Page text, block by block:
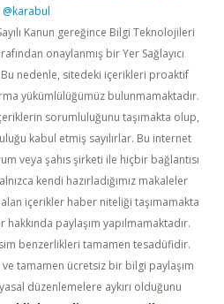
@karabul
Kanun gereğince Bilgi Teknolojileri
onaylanmış bir Yer Sağlayıcı
nedenle, sitedeki içerikleri proaktif
yükümlülüğümüz bulunmamaktadır.
sorumluluğunu taşımakta olup,
kabul etmiş sayılırlar. Bu internet
veya şahıs şirketi ile hiçbir bağlantısı
kendi hazırladığımız makaleler
içerikler haber niteliği taşımamakta
paylaşım yapılmamaktadır.
benzerlikleri tamamen tesadüfidir.
ve tamamen ücretsiz bir bilgi paylaşım
düzenlemelere aykırı olduğunu